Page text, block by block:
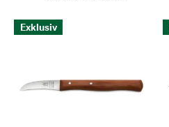
Exklusiv